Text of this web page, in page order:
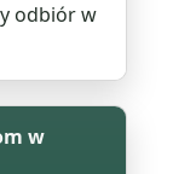
odbiór w
w